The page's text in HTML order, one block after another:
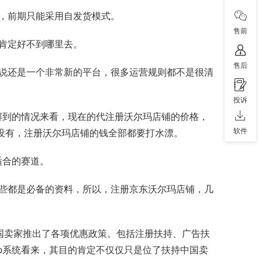
期只能采用自发货模式。
好不到哪里去。
还是一个非常新的平台，很多运营规则都不是很清
的情况来看，现在的代注册沃尔玛店铺的价格，
，注册沃尔玛店铺的钱全部都要打水漂。
的赛道。
都是必备的资料，所以，注册京东沃尔玛店铺，几
家推出了各项优惠政策。包括注册扶持、广告扶
统看来，其目的肯定不仅仅只是位了扶持中国卖
售前
售后
投诉
软件